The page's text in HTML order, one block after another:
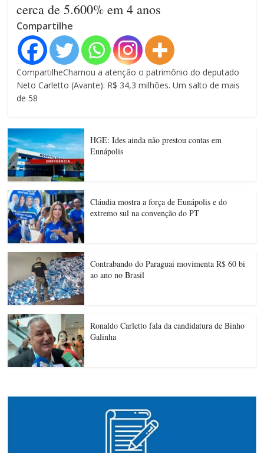
cerca de 5.600% em 4 anos
Compartilhe
CompartilheChamou a atenção o patrimônio do deputado
Neto Carletto (Avante): R$ 34,3 milhões. Um salto de mais
de 58
HGE: Ides ainda não prestou contas em
Eunápolis
Cláudia mostra a força de Eunápolis e do
extremo sul na convenção do PT
Contrabando do Paraguai movimenta R$ 60 bi
ao ano no Brasil
Ronaldo Carletto fala da candidatura de Binho
Galinha